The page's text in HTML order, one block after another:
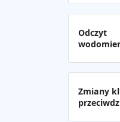
Odczyt
Zmiany